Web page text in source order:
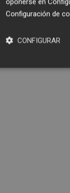
Configuración de
CONFIGURAR